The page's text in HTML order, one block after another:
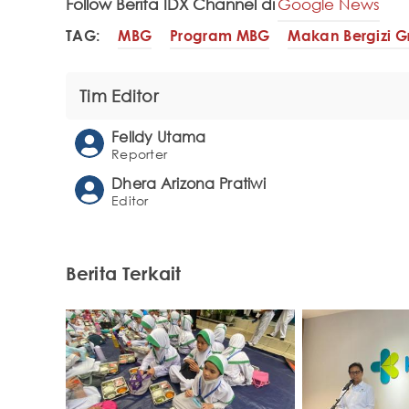
Follow Berita IDX Channel diGoogle News
TAG: MBG Program MBG Makan Bergizi
Tim Editor
Felldy Utama
Reporter
Dhera Arizona Pratiwi
Editor
Berita Terkait